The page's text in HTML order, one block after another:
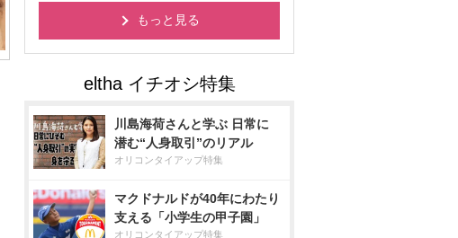
もっと見る
川島海荷さんと学ぶ 日常に
潜む“人身取引”のリアル
オリコンタイアップ特集
マクドナルドが40年にわたり
支える「小学生の甲子園」
オリコンタイアップ特集